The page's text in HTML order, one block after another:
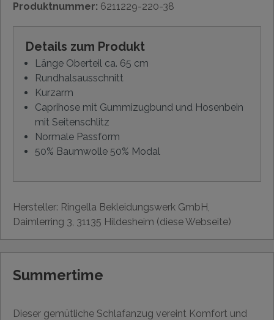
Produktnummer: 6211229-220-38
Details zum Produkt
Länge Oberteil ca. 65 cm
Rundhalsausschnitt
Kurzarm
Caprihose mit Gummizugbund und Hosenbein
mit Seitenschlitz
Normale Passform
50% Baumwolle 50% Modal
Hersteller: Ringella Bekleidungswerk GmbH,
Daimlerring 3, 31135 Hildesheim (diese Webseite)
Summertime
Dieser gemütliche Schlafanzug vereint Komfort und